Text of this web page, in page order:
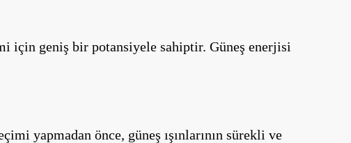
için geniş bir potansiyele sahiptir. Güneş enerjisi
yapmadan önce, güneş ışınlarının sürekli ve